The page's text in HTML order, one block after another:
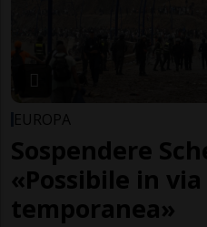
EUROPA
Sospendere
«Possibile in
temporanea»